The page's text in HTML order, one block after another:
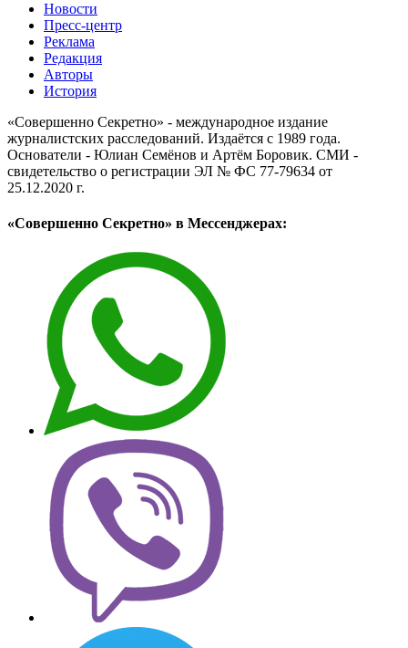
Новости
Пресс-центр
Реклама
Редакция
Авторы
История
«Совершенно Секретно» - международное издание
журналистских расследований. Издаётся с 1989 года.
Основатели - Юлиан Семёнов и Артём Боровик. CМИ -
свидетельство о регистрации ЭЛ № ФС 77-79634 от
25.12.2020 г.
«Совершенно Секретно» в Мессенджерах: